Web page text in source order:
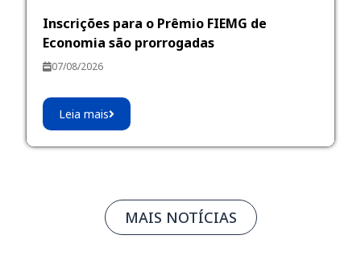
Inscrições para o Prêmio FIEMG de
Economia são prorrogadas
07/08/2026
Leia mais
MAIS NOTÍCIAS